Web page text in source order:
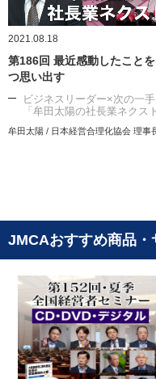
2021.08.18
第186回 最近感動したことを
つ思い出す
ビジネスリーダー×次の一手
「牟田太陽の社長業ネクス
牟田太陽 / 日本経営合理化協会 理事
JMCAおすすめ商品・